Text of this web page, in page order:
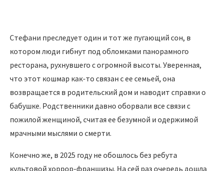
Стефани преследует один и тот же пугающий сон, в
котором люди гибнут под обломками панорамного
ресторана, рухнувшего с огромной высоты. Уверенная,
что этот кошмар как-то связан с ее семьей, она
возвращается в родительский дом и наводит справки о
бабушке. Родственники давно оборвали все связи с
пожилой женщиной, считая ее безумной и одержимой
мрачными мыслями о смерти.
Конечно же, в 2025 году не обошлось без ребута
культовой хоррор-франшизы. На сей раз очередь дошла